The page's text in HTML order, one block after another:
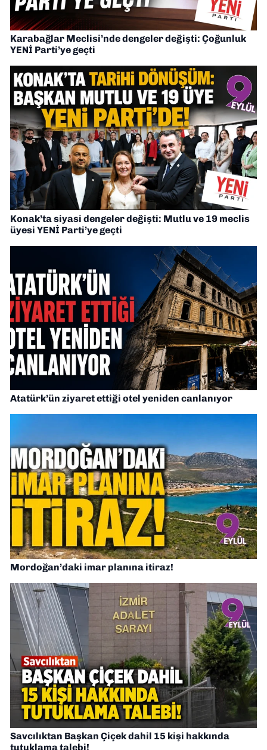
Karabağlar Meclisi’nde dengeler değişti: Çoğunluk
YENİ Parti’ye geçti
Konak’ta siyasi dengeler değişti: Mutlu ve 19 meclis
üyesi YENİ Parti’ye geçti
Atatürk’ün ziyaret ettiği otel yeniden canlanıyor
Mordoğan’daki imar planına itiraz!
Savcılıktan Başkan Çiçek dahil 15 kişi hakkında
tutuklama talebi!